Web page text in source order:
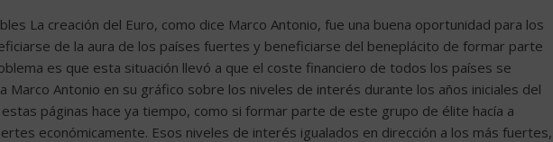
La creación del Euro, como dice Marco Antonio, fue una buena oportunidad para los
de la aura de los países fuertes y beneficiarse del beneplácito de formar parte
es que esta situación llevó a que el coste financiero de todos los países se
Marco Antonio en su gráfico sobre los niveles de interés durante los años iniciales del
páginas hace ya tiempo, como si formar parte de este grupo de élite hacía a
económicamente. Esos niveles de interés igualados en dirección a los más fuertes,